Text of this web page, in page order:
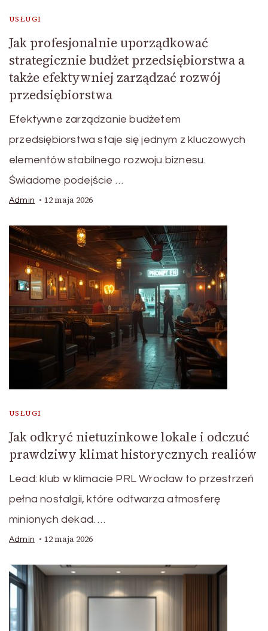
USŁUGI
Jak profesjonalnie uporządkować
strategicznie budżet przedsiębiorstwa a
także efektywniej zarządzać rozwój
przedsiębiorstwa
Efektywne zarządzanie budżetem
przedsiębiorstwa staje się jednym z kluczowych
elementów stabilnego rozwoju biznesu.
Świadome podejście …
Admin 12 maja 2026
USŁUGI
Jak odkryć nietuzinkowe lokale i odczuć
prawdziwy klimat historycznych realiów
Lead: klub w klimacie PRL Wrocław to przestrzeń
pełna nostalgii, które odtwarza atmosferę
minionych dekad. …
Admin 12 maja 2026